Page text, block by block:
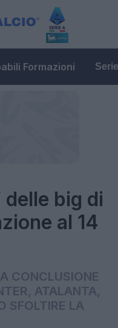
Formazioni
delle big di
al 14
CONCLUSIONE
ATALANTA,
SFOLTIRE LA